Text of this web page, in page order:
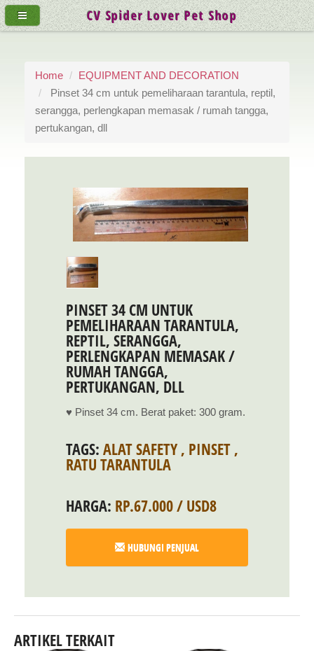
Home
EQUIPMENT AND DECORATION
Pinset 34 cm untuk pemeliharaan tarantula, reptil,
serangga, perlengkapan memasak / rumah tangga,
pertukangan, dll
PINSET 34 CM UNTUK
PEMELIHARAAN TARANTULA,
REPTIL, SERANGGA,
PERLENGKAPAN MEMASAK /
RUMAH TANGGA,
PERTUKANGAN, DLL
♥ Pinset 34 cm. Berat paket: 300 gram.
TAGS: ALAT SAFETY, PINSET ,
RATU TARANTULA
HARGA: RP.67.000 / USD8
HUBUNGI PENJUAL
ARTIKEL TERKAIT
CV Spider Lover Pet Shop